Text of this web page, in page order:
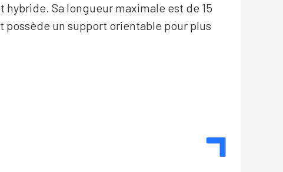
hybride. Sa longueur maximale est de 15
un support orientable pour plus